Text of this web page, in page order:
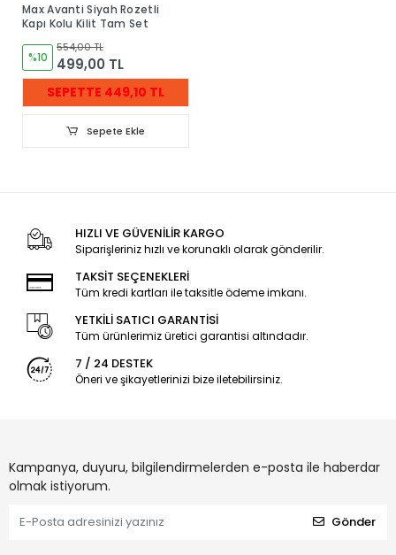
Max Avanti Siyah Rozetli
Kapı Kolu Kilit Tam Set
%10
554,00 TL
499,00 TL
SEPETTE 449,10 TL
Sepete Ekle
HIZLI VE GÜVENİLİR KARGO
Siparişleriniz hızlı ve korunaklı olarak gönderilir.
TAKSİT SEÇENEKLERİ
Tüm kredi kartları ile taksitle ödeme imkanı.
YETKİLİ SATICI GARANTİSİ
Tüm ürünlerimiz üretici garantisi altındadır.
7 / 24 DESTEK
Öneri ve şikayetlerinizi bize iletebilirsiniz.
Kampanya, duyuru, bilgilendirmelerden e-posta ile haberdar
olmak istiyorum.
Gönder